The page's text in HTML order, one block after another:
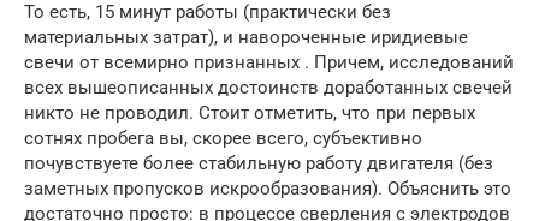
То есть, 15 минут работы (практически без
материальных затрат), и навороченные иридиевые
свечи от всемирно признанных . Причем, исследований
всех вышеописанных достоинств доработанных свечей
никто не проводил. Стоит отметить, что при первых
сотнях пробега вы, скорее всего, субъективно
почувствуете более стабильную работу двигателя (без
заметных пропусков искрообразования). Объяснить это
достаточно просто: в процессе сверления с электродов